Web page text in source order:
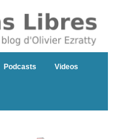
Podcasts Videos